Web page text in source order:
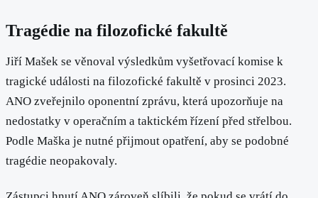
Tragédie na filozofické fakultě
Jiří Mašek se věnoval výsledkům vyšetřovací komise k
tragické události na filozofické fakultě v prosinci 2023.
ANO zveřejnilo oponentní zprávu, která upozorňuje na
nedostatky v operačním a taktickém řízení před střelbou.
Podle Maška je nutné přijmout opatření, aby se podobné
tragédie neopakovaly.